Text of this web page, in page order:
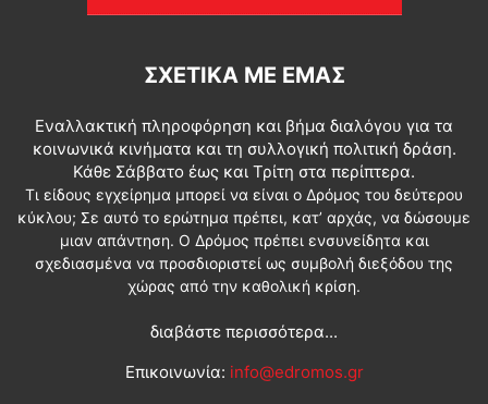
ΣΧΕΤΙΚΆ ΜΕ ΕΜΆΣ
Εναλλακτική πληροφόρηση και βήμα διαλόγου για τα
κοινωνικά κινήματα και τη συλλογική πολιτική δράση.
Κάθε Σάββατο έως και Τρίτη στα περίπτερα.
Τι είδους εγχείρημα μπορεί να είναι ο Δρόμος του δεύτερου
κύκλου; Σε αυτό το ερώτημα πρέπει, κατ’ αρχάς, να δώσουμε
μιαν απάντηση. Ο Δρόμος πρέπει ενσυνείδητα και
σχεδιασμένα να προσδιοριστεί ως συμβολή διεξόδου της
χώρας από την καθολική κρίση.
διαβάστε περισσότερα...
Επικοινωνία: info@edromos.gr